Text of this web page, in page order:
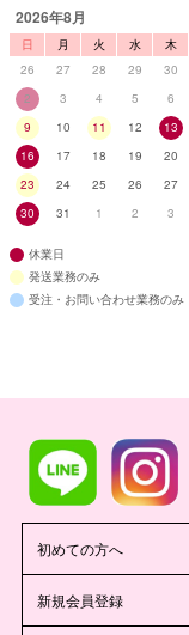
2026年8月
日 月 火 水 木
26
27 28 29 30
2
3 4 5 6
9
10 11 12 13
16
17 18 19 20
23
24 25 26 27
30
31 1 2 3
休業日
発送業務のみ
受注・お問い合わせ業務のみ
初めての方へ
新規会員登録